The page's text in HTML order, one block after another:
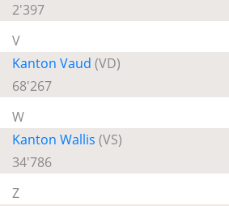
2'397
V
Kanton Vaud (VD)
68'267
W
Kanton Wallis (VS)
34'786
Z